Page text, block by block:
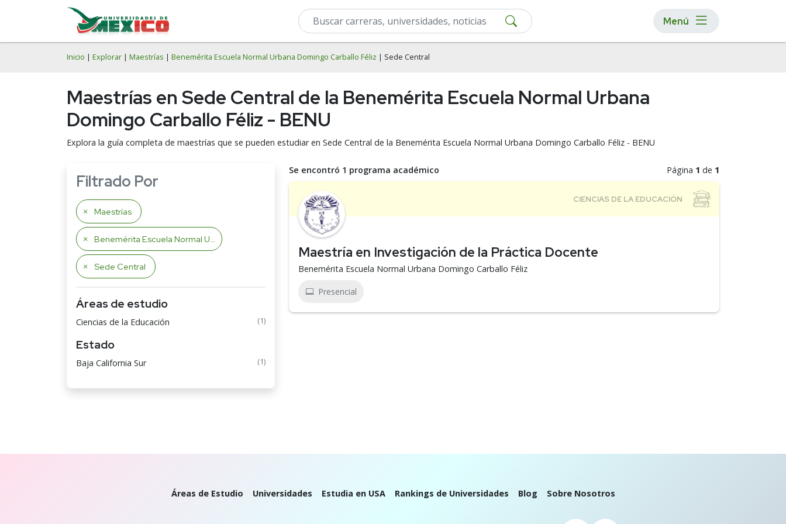
Menú
Inicio | Explorar | Maestrías | Benemérita Escuela Normal Urbana Domingo Carballo Féliz | Sede Central
Maestrías en Sede Central de la Benemérita Escuela Normal Urbana
Domingo Carballo Féliz - BENU
Explora la guía completa de maestrías que se pueden estudiar en Sede Central de la Benemérita Escuela Normal Urbana Domingo Carballo Féliz - BENU
Filtrado Por
Maestrías
Benemérita Escuela Normal Urbana Domingo Carballo Féliz
Sede Central
Áreas de estudio
Ciencias de la Educación (1)
Estado
Baja California Sur (1)
Se encontró 1 programa académico Página 1 de 1
Maestría en Investigación de la Práctica Docente
Benemérita Escuela Normal Urbana Domingo Carballo Féliz
Presencial
Áreas de Estudio Universidades Estudia en USA Rankings de Universidades Blog Sobre Nosotros